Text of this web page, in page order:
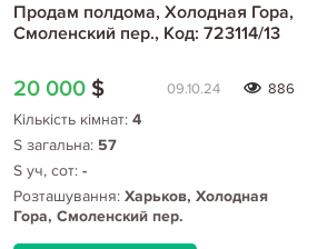
Продам полдома, Холодная Гора,
Смоленский пер., Код: 723114/13
20 000 $ 09.10.24 886
Кількість кімнат: 4
S загальна: 57
S уч, сот: -
Розташування: Харьков, Холодная
Гора, Смоленский пер.